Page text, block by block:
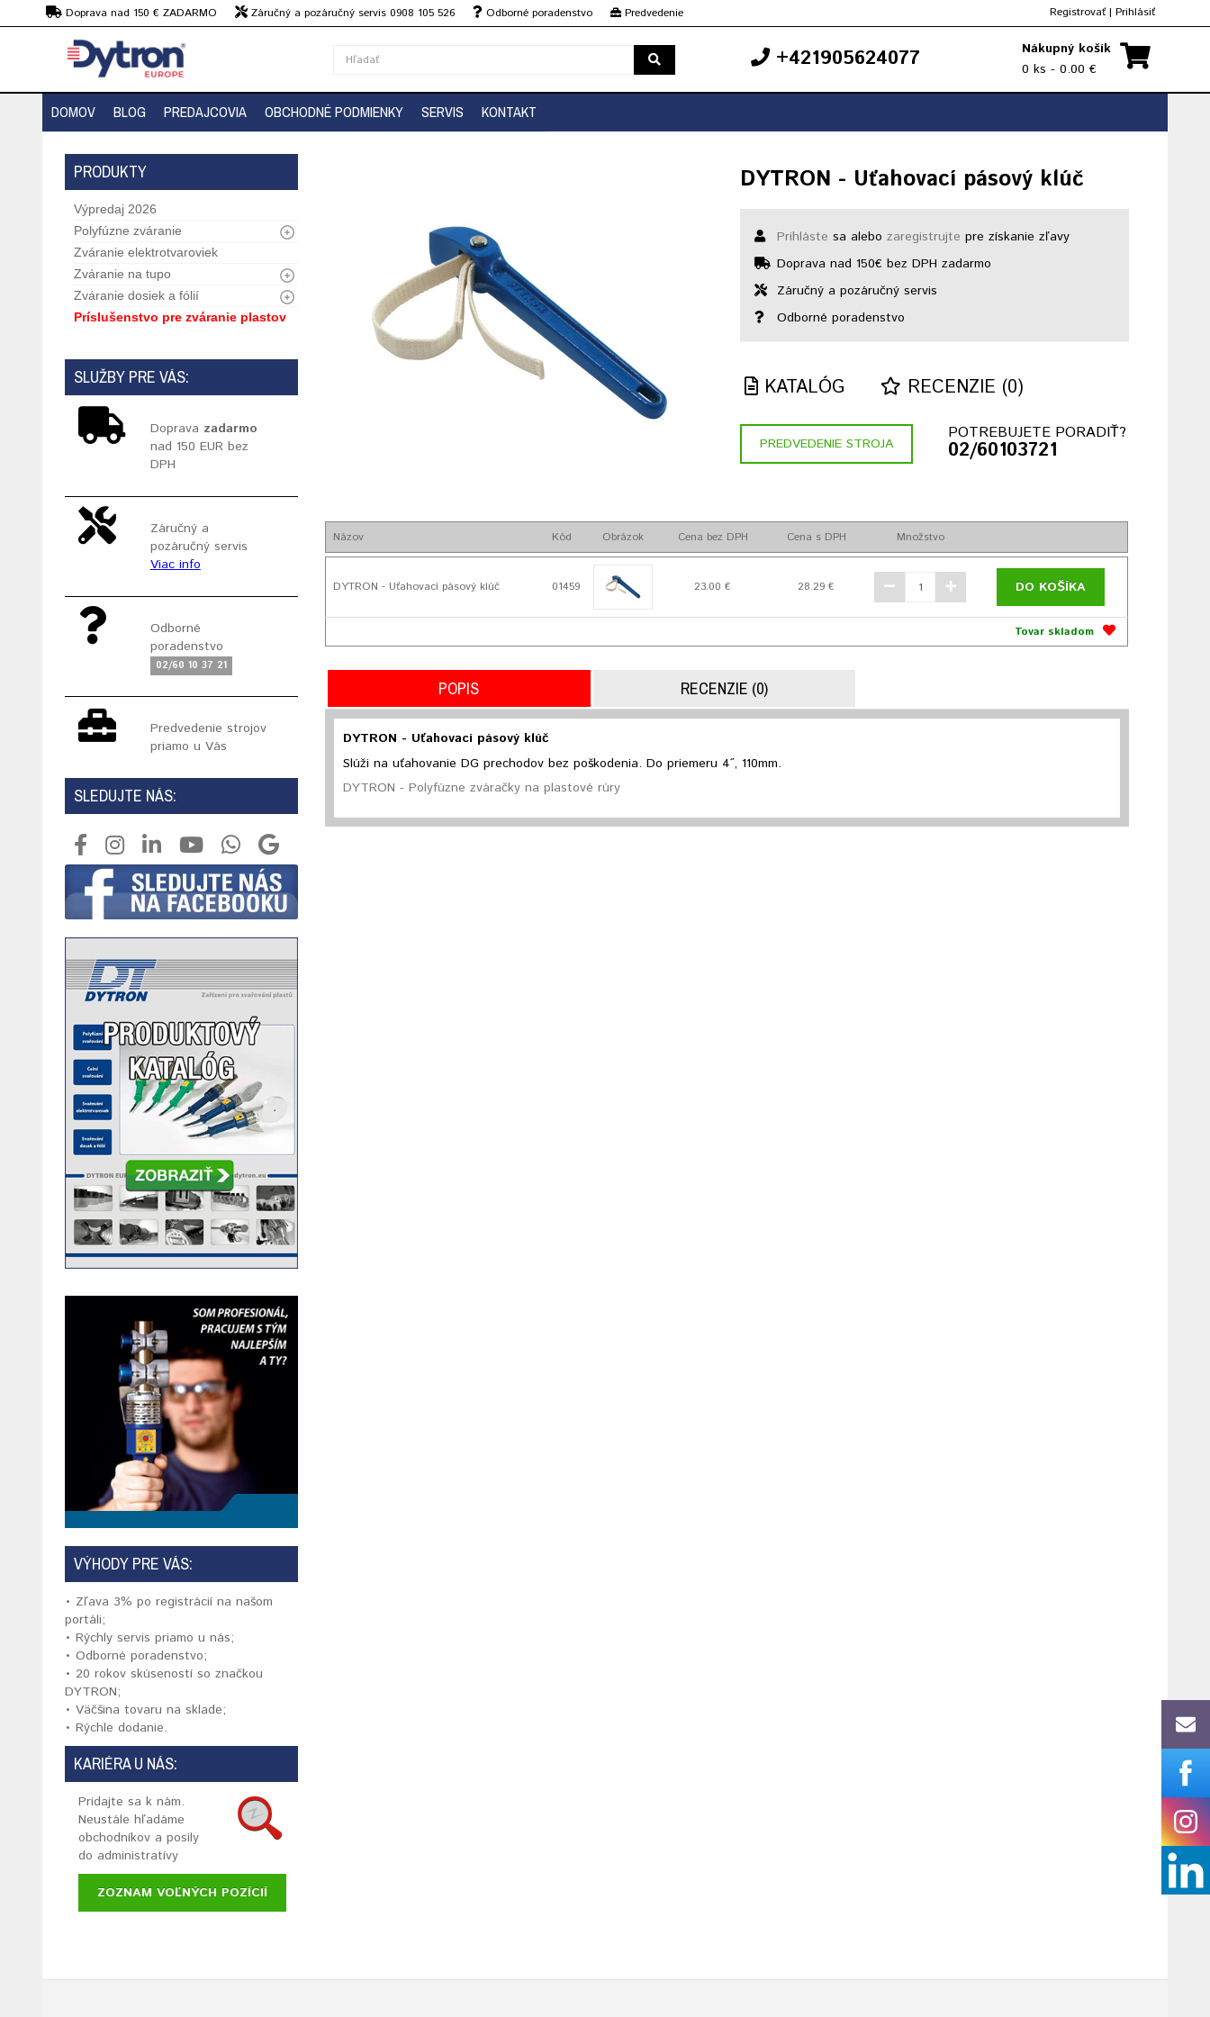
Doprava nad 150 € ZADARMO Záručný a pozáručný servis 0908 105 526 Odborné poradenstvo
Predvedenie
strojov
Registrovať | Prihlásiť
+421905624077
Nákupný košík
0 ks - 0.00 €
DOMOV BLOG PREDAJCOVIA OBCHODNÉ PODMIENKY SERVIS KONTAKT
PRODUKTY
Výpredaj 2026
Polyfúzne zváranie
Zváranie elektrotvaroviek
Zváranie na tupo
Zváranie dosiek a fólií
Príslušenstvo pre zváranie plastov
SLUŽBY PRE VÁS:
Doprava zadarmo
nad 150 EUR bez
DPH
Záručný a
pozáručný servis
Viac info
Odborné
poradenstvo
02/60 10 37 21
Predvedenie strojov
priamo u Vás
SLEDUJTE NÁS:
VÝHODY PRE VÁS:
• Zľava 3% po registrácií na našom
portáli;
• Rýchly servis priamo u nás;
• Odborné poradenstvo;
• 20 rokov skúseností so značkou
DYTRON;
• Väčšina tovaru na sklade;
• Rýchle dodanie.
KARIÉRA U NÁS:
Pridajte sa k nám.
Neustále hľadáme
obchodníkov a posily
do administratívy
ZOZNAM VOĽNÝCH POZÍCIÍ
DYTRON - Uťahovací pásový klúč
Prihláste sa alebozaregistrujte pre získanie zľavy
Doprava nad 150€ bez DPH zadarmo
Záručný a pozáručný servis
Odborné poradenstvo
KATALÓG RECENZIE (0)
PREDVEDENIE STROJA
POTREBUJETE PORADIŤ?
02/60103721
Názov Kód Obrázok Cena bez DPH Cena s DPH Množstvo
DYTRON - Uťahovací pásový klúč 01459 23.00 € 28.29 € DO KOŠÍKA
Tovar skladom
POPIS RECENZIE (0)
DYTRON - Uťahovací pásový klúč
Slúži na uťahovanie DG prechodov bez poškodenia.Do priemeru 4˝, 110mm.
DYTRON - Polyfúzne zváračky na plastové rúry